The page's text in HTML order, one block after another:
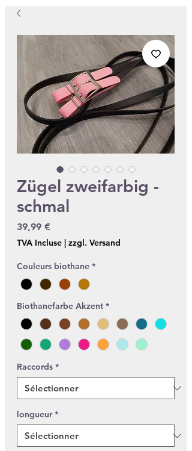
Zügel zweifarbig -
schmal
39,99 €
TVA Incluse | zzgl. Versand
Couleurs biothane *
Biothanefarbe Akzent *
Raccords *
longueur *